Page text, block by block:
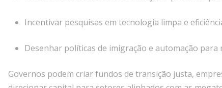
Incentivar pesquisas em tecnologia limpa e
Desenhar políticas de imigração e automação
Governos podem criar fundos de transição justa,